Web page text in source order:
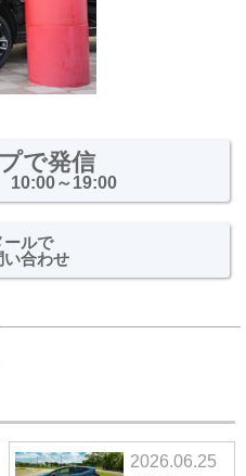
で発信
10:00～19:00
ールで
い合わせ
2026.06.25